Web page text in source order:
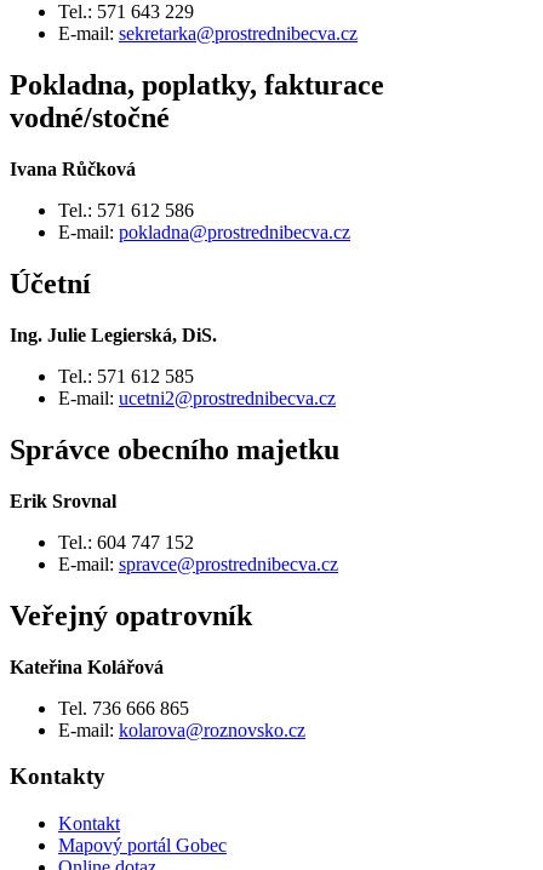
Tel.: 571 643 229
E-mail: sekretarka@prostrednibecva.cz
Pokladna, poplatky, fakturace
vodné/stočné
Ivana Růčková
Tel.: 571 612 586
E-mail: pokladna@prostrednibecva.cz
Účetní
Ing. Julie Legierská, DiS.
Tel.: 571 612 585
E-mail: ucetni2@prostrednibecva.cz
Správce obecního majetku
Erik Srovnal
Tel.: 604 747 152
E-mail: spravce@prostrednibecva.cz
Veřejný opatrovník
Kateřina Kolářová
Tel. 736 666 865
E-mail: kolarova@roznovsko.cz
Kontakty
Kontakt
Mapový portál Gobec